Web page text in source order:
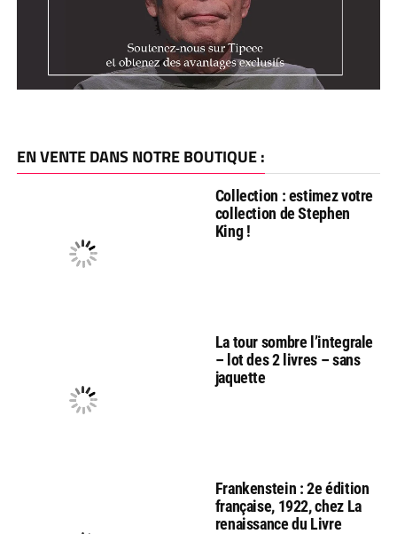
EN VENTE DANS NOTRE BOUTIQUE :
Collection : estimez votre
collection de Stephen
King !
La tour sombre l’integrale
– lot des 2 livres – sans
jaquette
Frankenstein : 2e édition
française, 1922, chez La
renaissance du Livre